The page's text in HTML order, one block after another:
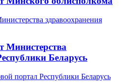
Министерства
Беларусь